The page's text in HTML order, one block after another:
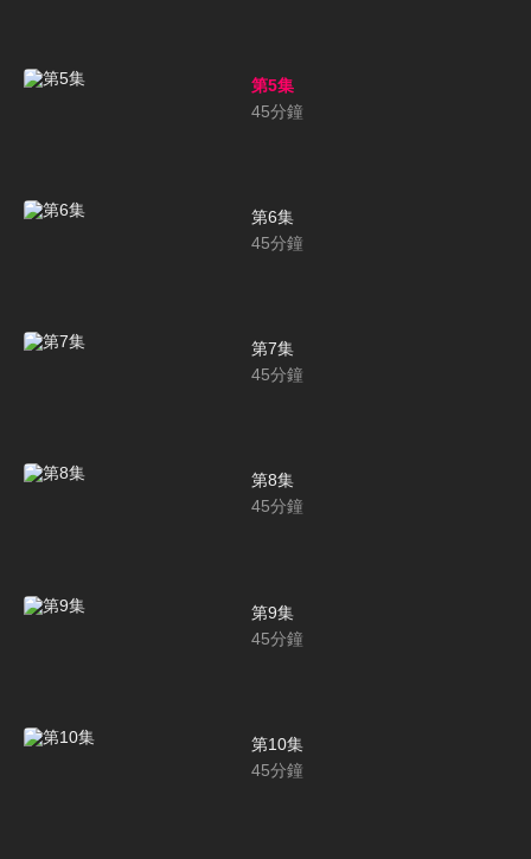
第5集
45分鐘
第6集
45分鐘
第7集
45分鐘
第8集
45分鐘
第9集
45分鐘
第10集
45分鐘